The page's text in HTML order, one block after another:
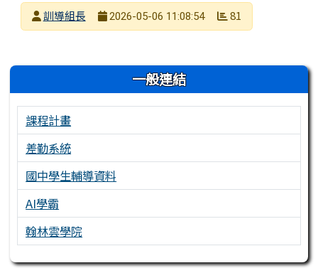
發布者
訓導組長
2026-05-06 11:08:54 81
左邊區域內容 一般連結
課程計畫
差勤系統
國中學生輔導資料
AI學霸
翰林雲學院